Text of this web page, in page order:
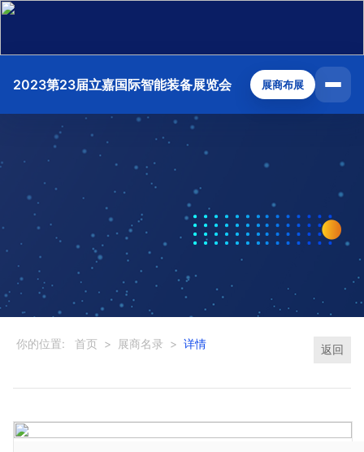
2023第23届立嘉国际智能装备展览会 展商布展
你的位置: 首页 > 展商名录 > 详情 返回